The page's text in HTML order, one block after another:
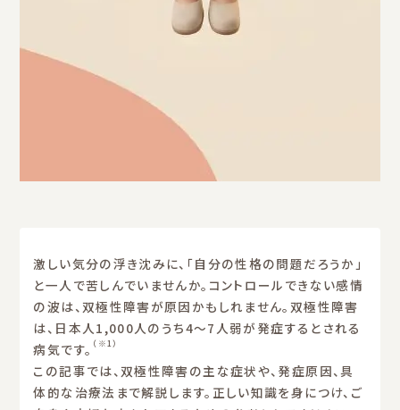
激しい気分の浮き沈みに、「自分の性格の問題だろうか」
と一人で苦しんでいませんか。コントロールできない感情
の波は、双極性障害が原因かもしれません。双極性障害
は、日本人1,000人のうち4〜7人弱が発症するとされる
病気です。 （※1）
この記事では、双極性障害の主な症状や、発症原因、具
体的な治療法まで解説します。正しい知識を身につけ、ご